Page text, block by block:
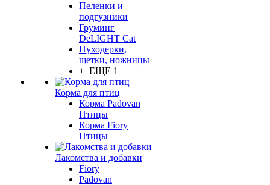
Пеленки и
подгузники
Груминг
DeLIGHT Cat
Пуходерки,
щетки, ножницы
+ ЕЩЕ 1
Корма для птиц
Корма Padovan
Птицы
Корма Fiory
Птицы
Лакомства и добавки
Fiory
Padovan